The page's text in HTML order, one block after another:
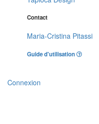
Contact
Maria-Cristina Pitassi
Guide d'utilisation
Connexion